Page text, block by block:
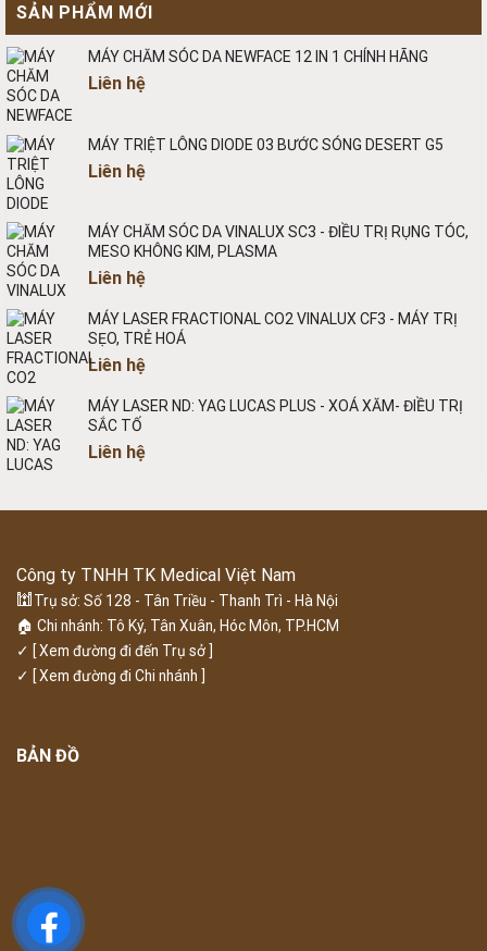
SẢN PHẨM MỚI
MÁY CHĂM SÓC DA NEWFACE 12 IN 1 CHÍNH HÃNG
Liên hệ
MÁY TRIỆT LÔNG DIODE 03 BƯỚC SÓNG DESERT G5
Liên hệ
MÁY CHĂM SÓC DA VINALUX SC3 - ĐIỀU TRỊ RỤNG TÓC,
MESO KHÔNG KIM, PLASMA
Liên hệ
MÁY LASER FRACTIONAL CO2 VINALUX CF3 - MÁY TRỊ
SẸO, TRẺ HOÁ
Liên hệ
MÁY LASER ND: YAG LUCAS PLUS - XOÁ XĂM- ĐIỀU TRỊ
SẮC TỐ
Liên hệ
Công ty TNHH TK Medical Việt Nam
🕍 Trụ sở: Số 128 - Tân Triều - Thanh Trì - Hà Nội
🏠 Chi nhánh: Tô Ký, Tân Xuân, Hóc Môn, TP.HCM
✓ [ Xem đường đi đến Trụ sở ]
✓ [ Xem đường đi Chi nhánh ]
BẢN ĐỒ